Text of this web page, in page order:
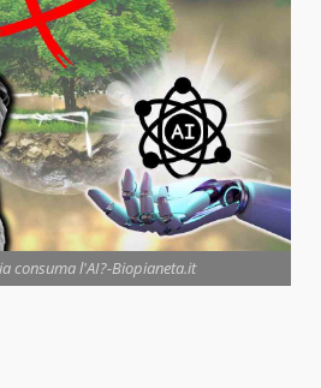
consuma l'AI?-Biopianeta.it